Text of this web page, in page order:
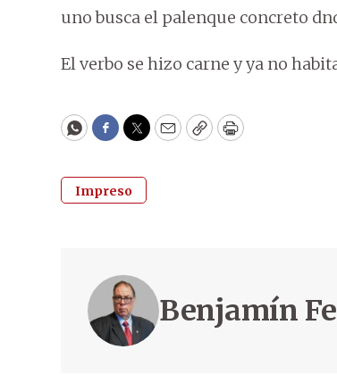
uno busca el palenque concreto
El verbo se hizo carne y ya no
WhatsApp
Facebook
Twitter
EmailCopyPrint
Impreso
Benjamín